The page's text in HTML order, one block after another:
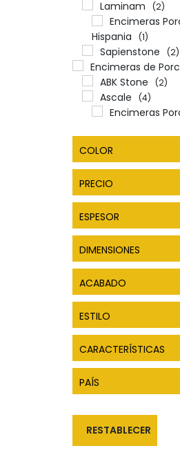
Laminam (2)
Encimeras
Hispania
(1)
Sapienstone (2)
Encimeras de
ABK Stone (2)
Ascale (4)
Encimeras
Encimeras Neolith
Encimeras
Arklam
Encimeras
Surfaces
Laminam (2)
Porcelanosa
SapienStone (2)
Techlam Top
Ofertas (2)
COLOR
PRECIO
ESPESOR
DIMENSIONES
ACABADO
ESTILO
CARACTERÍSTICAS
PAÍS
RESTABLECER